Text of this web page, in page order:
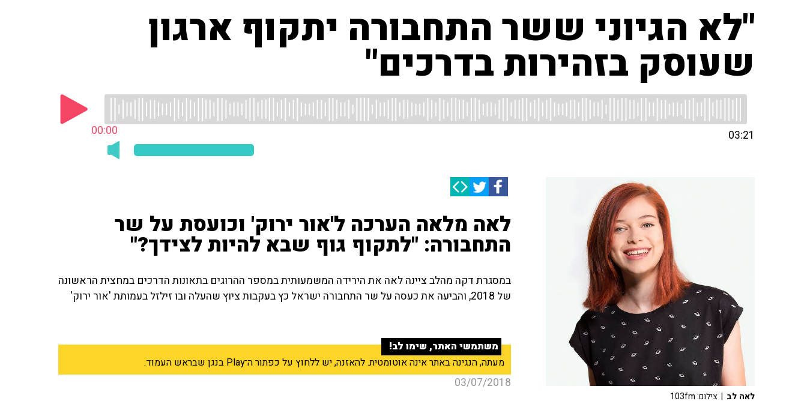
"לא הגיוני ששר התחבורה יתקוף ארגון
שעוסק בזהירות בדרכים"
00:00 03:21
לאה מלאה הערכה ל'אור ירוק' וכועסת על שר
התחבורה: "לתקוף גוף שבא להיות לצידך?"
במסגרת דקה מהלב ציינה לאה את הירידה המשמעותית במספר ההרוגים בתאונות הדרכים במחצית הראשונה
של 2018, והביעה את כעסה על שר התחבורה ישראל כץ בעקבות ציוץ שהעלה ובו זילזל בעמותת 'אור ירוק'
משתמשי האתר, שימו לב!
מעתה, הנגינה באתר אינה אוטומטית. להאזנה, יש ללחוץ על כפתור ה־Play בנגן שבראש העמוד.
03/07/2018
לאה לב | צילום: 103fm